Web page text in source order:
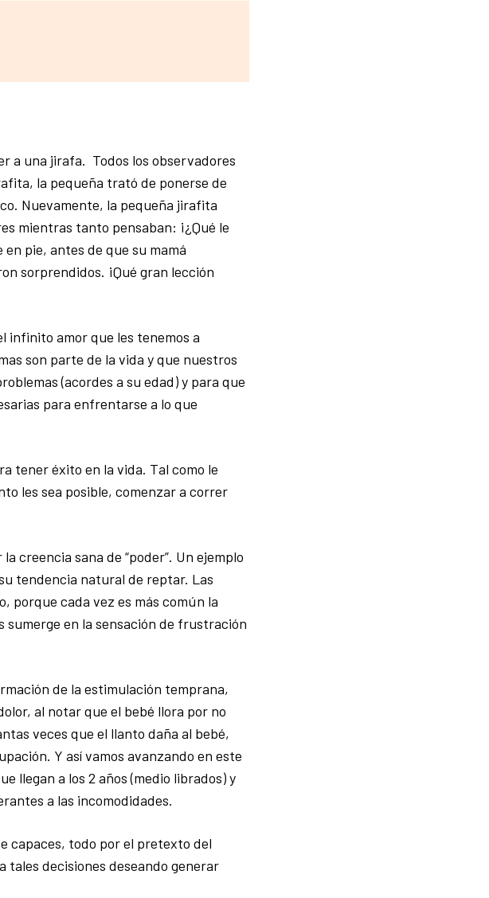
a una jirafa. Todos los observadores
la pequeña trató de ponerse de
Nuevamente, la pequeña jirafita
mientras tanto pensaban: ¡¿Qué le
pie, antes de que su mamá
sorprendidos. ¡Qué gran lección
infinito amor que les tenemos a
son parte de la vida y que nuestros
(acordes a su edad) y para que
para enfrentarse a lo que
tener éxito en la vida. Tal como le
les sea posible, comenzar a correr
creencia sana de “poder”. Un ejemplo
tendencia natural de reptar. Las
porque cada vez es más común la
en la sensación de frustración
de la estimulación temprana,
al notar que el bebé llora por no
veces que el llanto daña al bebé,
Y así vamos avanzando en este
llegan a los 2 años (medio librados) y
a las incomodidades.
capaces, todo por el pretexto del
tales decisiones deseando generar